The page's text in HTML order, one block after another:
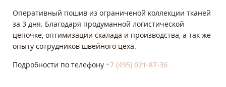
Оперативный пошив из ограниченой коллекции тканей
за 3 дня. Благодаря продуманной логистической
цепочке, оптимизации скалада и производства, а так же
опыту сотрудников швейного цеха.
Подробности по телефону +7 (495) 021-87-36